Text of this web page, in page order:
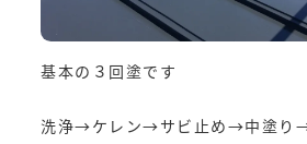
基本の３回塗です
洗浄→ケレン→サビ止め→中塗り